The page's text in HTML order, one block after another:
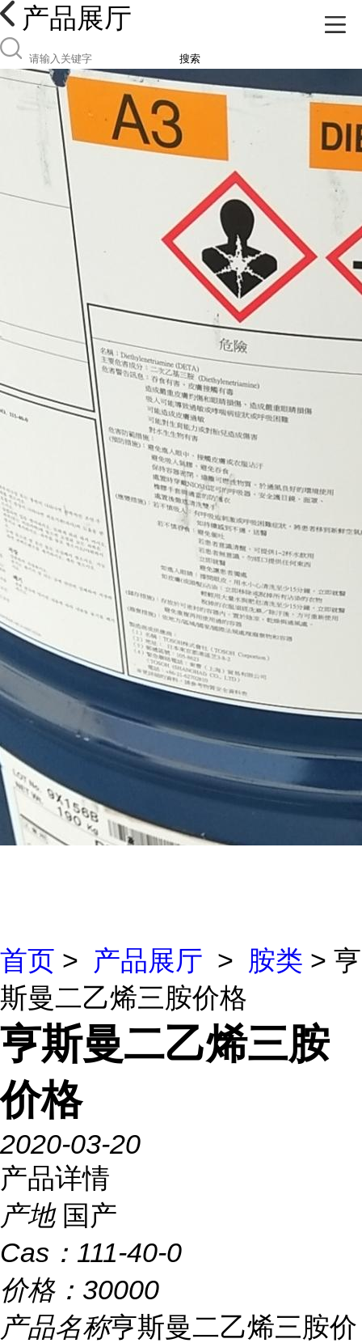
产品展厅
搜索
首页 > 产品展厅 > 胺类 > 亨
斯曼二乙烯三胺价格
亨斯曼二乙烯三胺
价格
2020-03-20
产品详情
产地 国产
Cas： 111-40-0
价格： 30000
产品名称亨斯曼二乙烯三胺价